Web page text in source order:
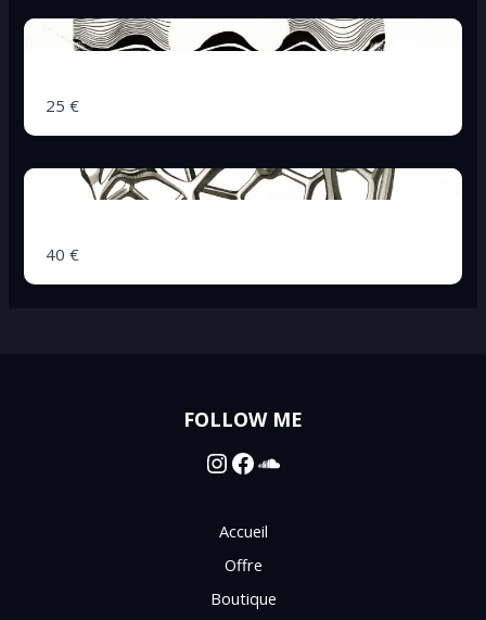
25 €
40 €
FOLLOW ME
Instagram
Facebook
SoundCloud
Accueil
Offre
Boutique